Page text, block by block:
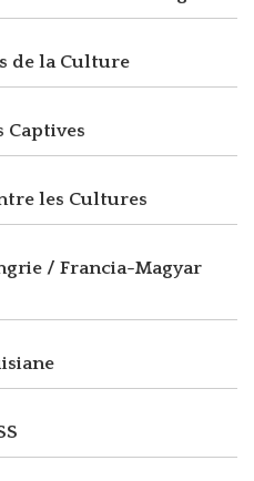
de la Culture
Captives
les Cultures
/ Francia-Magyar